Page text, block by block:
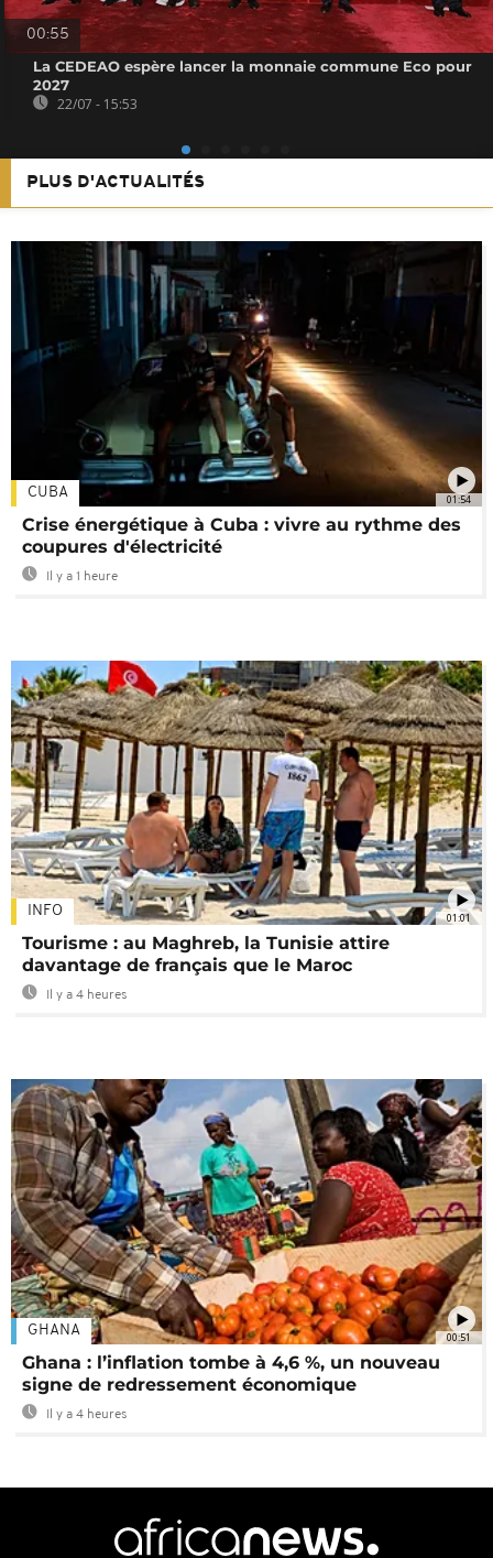
00:55
La CEDEAO espère lancer la monnaie commune Eco pour
2027
22/07 - 15:53
PLUS D'ACTUALITÉS
01:54
CUBA
Crise énergétique à Cuba : vivre au rythme des
coupures d'électricité
Il y a 1 heure
01:01
INFO
Tourisme : au Maghreb, la Tunisie attire
davantage de français que le Maroc
Il y a 4 heures
00:51
GHANA
Ghana : l’inflation tombe à 4,6 %, un nouveau
signe de redressement économique
Il y a 4 heures